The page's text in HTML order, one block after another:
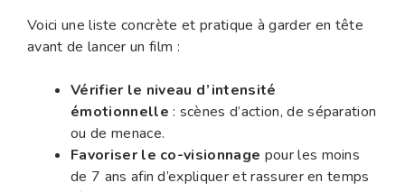
Voici une liste concrète et pratique à garder en tête
avant de lancer un film :
Vérifier le niveau d’intensité
émotionnelle : scènes d’action, de séparation
ou de menace.
Favoriser le co-visionnage pour les moins
de 7 ans afin d’expliquer et rassurer en temps